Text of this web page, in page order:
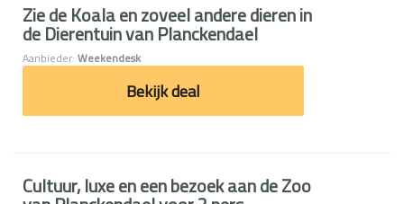
Zie de Koala en zoveel andere dieren in
de Dierentuin van Planckendael
Aanbieder: Weekendesk
Bekijk deal
Cultuur, luxe en een bezoek aan de Zoo